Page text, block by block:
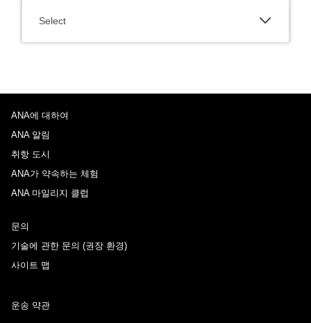
Select
ANA에 대하여
ANA 알림
취항 도시
ANA가 약속하는 체험
ANA 마일리지 클럽
문의
기술에 관한 문의 (권장 환경)
사이트 맵
운송 약관